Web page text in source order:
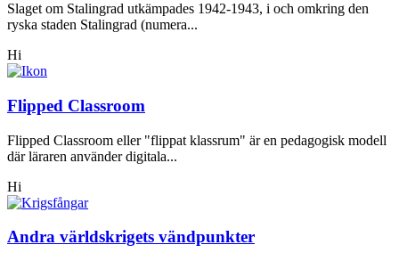
Slaget om Stalingrad utkämpades 1942-1943, i och omkring den
ryska staden Stalingrad (numera...
Hi
Flipped Classroom
Flipped Classroom eller "flippat klassrum" är en pedagogisk modell
där läraren använder digitala...
Hi
Andra världskrigets vändpunkter